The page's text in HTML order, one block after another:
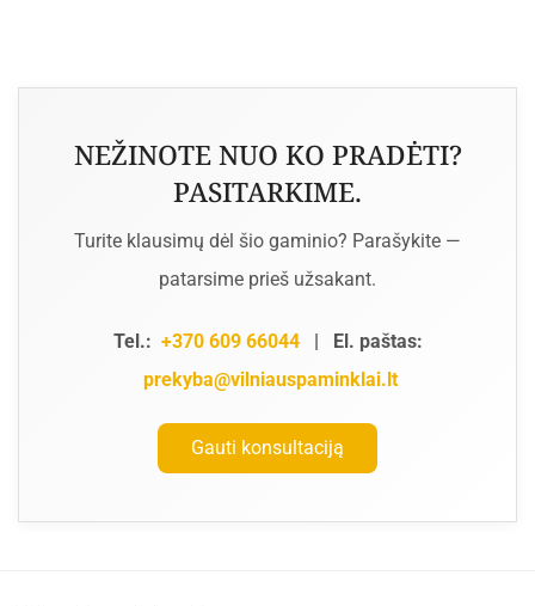
NEŽINOTE NUO KO PRADĖTI?
PASITARKIME.
Turite klausimų dėl šio gaminio? Parašykite —
patarsime prieš užsakant.
Tel.: +370 609 66044|
El. paštas:
prekyba@vilniauspaminklai.lt
Gauti konsultaciją